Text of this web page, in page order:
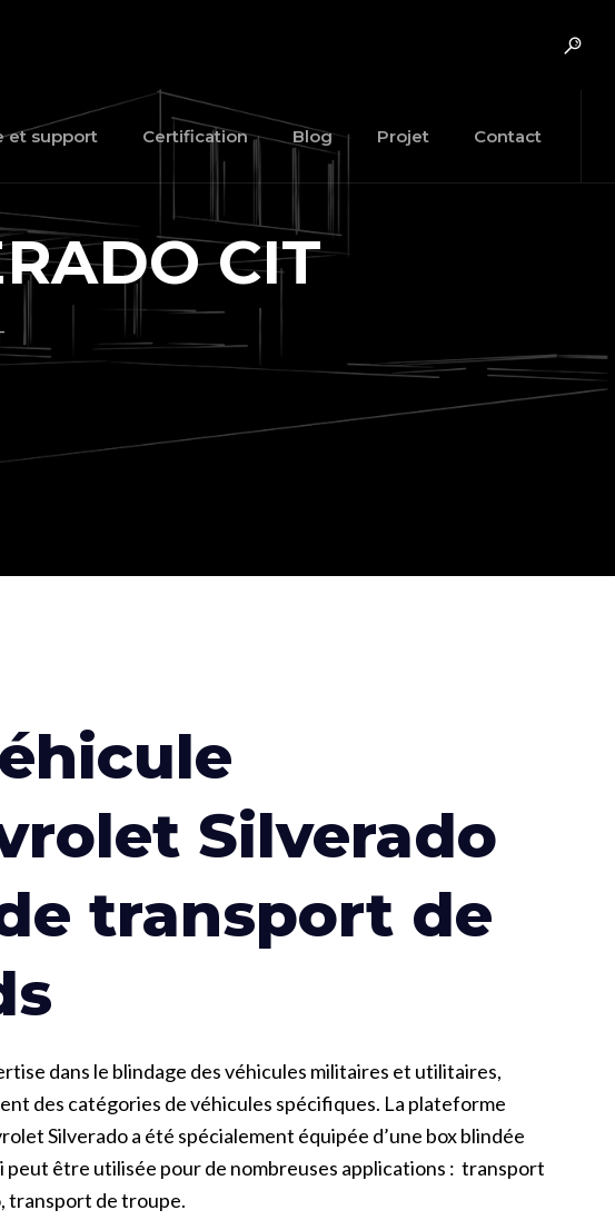
et support Certification Blog Projet Contact
CIT
Silverado
transport de
dans le blindage des véhicules militaires et utilitaires,
des catégories de véhicules spécifiques. La plateforme
Silverado a été spécialement équipée d’une box blindée
peut être utilisée pour de nombreuses applications : transport
transport de troupe.